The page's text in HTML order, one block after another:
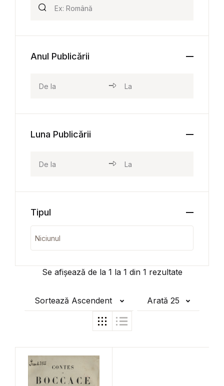
Se afișează de la 1 la 1 din 1 rezultate
Sortează Ascendent Arată 25
Anul Publicării
Luna Publicării
Tipul